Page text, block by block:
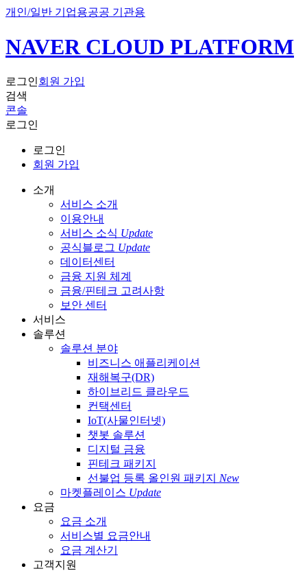
개인/일반 기업용공공 기관용
NAVER CLOUD PLATFORM
로그인회원 가입
검색
콘솔
로그인
로그인
회원 가입
소개
서비스 소개
이용안내
서비스 소식 Update
공식블로그 Update
데이터센터
금융 지원 체계
금융/핀테크 고려사항
보안 센터
서비스
솔루션
솔루션 분야
비즈니스 애플리케이션
재해복구(DR)
하이브리드 클라우드
컨택센터
IoT(사물인터넷)
챗봇 솔루션
디지털 금융
핀테크 패키지
선불업 등록 올인원 패키지 New
마켓플레이스 Update
요금
요금 소개
서비스별 요금안내
요금 계산기
고객지원